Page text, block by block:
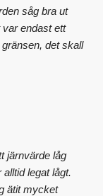
såg bra ut
endast ett
det skall
järnvärde låg
legat lågt.
ätit mycket